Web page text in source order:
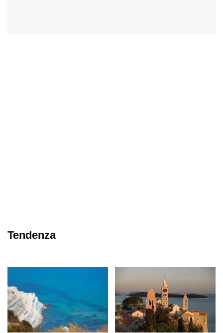
Tendenza